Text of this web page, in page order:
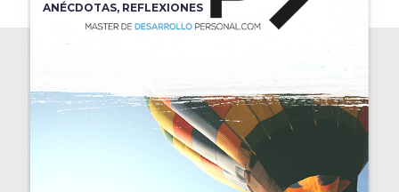
ANÉCDOTAS, REFLEXIONES